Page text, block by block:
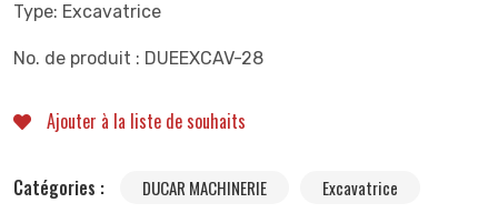
Type: Excavatrice
No. de produit : DUEEXCAV-28
Ajouter à la liste de souhaits
Catégories : DUCAR MACHINERIE Excavatrice